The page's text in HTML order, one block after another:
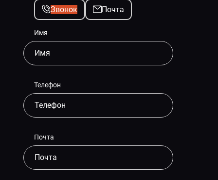
Звонок Почта
Имя
Телефон
Почта